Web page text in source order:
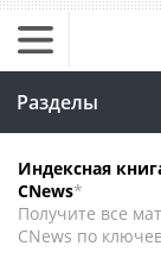
Разделы
Индексная
CNews*
Получите все
CNews по